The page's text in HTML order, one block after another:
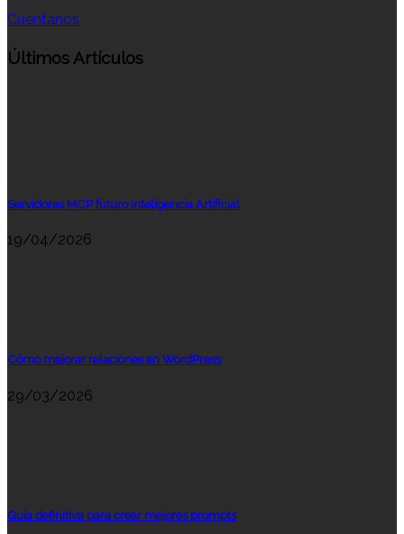
Cuéntanos
Últimos Artículos
Servidores MCP futuro Inteligencia Artificial
19/04/2026
Cómo mejorar relaciones en WordPress
29/03/2026
Guía definitiva para crear mejores prompts